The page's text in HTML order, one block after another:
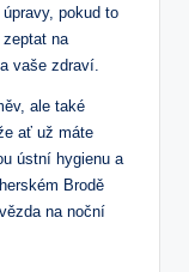
pokud to
na
vaše zdraví.
ale také
ať už máte
ústní hygienu a
Brodě
na noční